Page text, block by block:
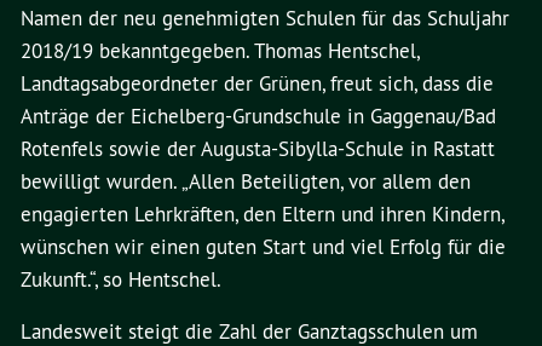
Namen der neu genehmigten Schulen für das Schuljahr
2018/19 bekanntgegeben. Thomas Hentschel,
Landtagsabgeordneter der Grünen, freut sich, dass die
Anträge der Eichelberg-Grundschule in Gaggenau/Bad
Rotenfels sowie der Augusta-Sibylla-Schule in Rastatt
bewilligt wurden. „Allen Beteiligten, vor allem den
engagierten Lehrkräften, den Eltern und ihren Kindern,
wünschen wir einen guten Start und viel Erfolg für die
Zukunft.“, so Hentschel.
Landesweit steigt die Zahl der Ganztagsschulen um